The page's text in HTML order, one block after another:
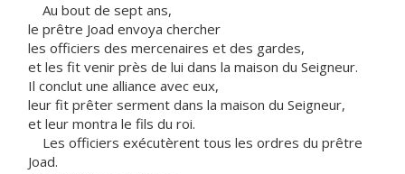
Au bout de sept ans,
le prêtre Joad envoya chercher
les officiers des mercenaires et des gardes,
et les fit venir près de lui dans la maison du Seigneur.
Il conclut une alliance avec eux,
leur fit prêter serment dans la maison du Seigneur,
et leur montra le fils du roi.
Les officiers exécutèrent tous les ordres du prêtre
Joad.